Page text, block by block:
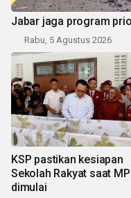
Jabar jaga program
Rabu, 5 Agustus 2026
KSP pastikan kesiapan
Sekolah Rakyat saat
dimulai